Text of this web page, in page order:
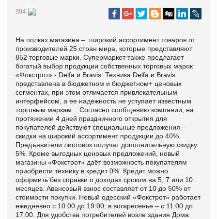
894
На полках магазина – широкий ассортимент товаров от
производителей 25 стран мира, которые представляют
852 торговые марки. Супермаркет также предлагает
богатый выбор продукции собственных торговых марок
«Фокстрот» - Delfa и Bravis. Техника Delfa и Bravis
представлена в бюджетном и бюджетном+ ценовых
сегментах, при этом отличается привлекательным
интерфейсом, а ее надежность не уступает известным
торговым маркам. Согласно сообщению компании, на
протяжении 4 дней праздничного открытия для
покупателей действуют специальные предложения –
скидки на широкий ассортимент продукции до 40%.
Предъявители листовок получат дополнительную скидку
5%. Кроме выгодных ценовых предложений, новый
магазины «Фокстрот» даёт возможность покупателям
приобрести технику в кредит 0%. Кредит можно
оформить без справки о доходах сроком на 5, 7 или 10
месяцев. Авансовый взнос составляет от 10 до 50% от
стоимости покупки. Новый одесский «Фокстрот» работает
ежедневно с 10:00 до 19:00; в воскресенье – с 11:00 до
17:00. Для удобства потребителей возле здания Дома